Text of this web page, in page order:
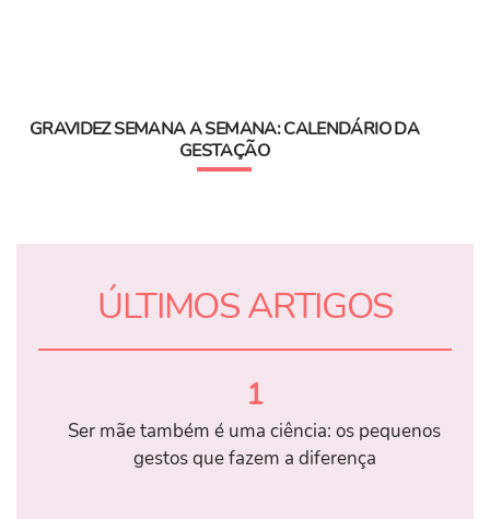
GRAVIDEZ SEMANA A SEMANA: CALENDÁRIO DA
GESTAÇÃO
ÚLTIMOS ARTIGOS
1
Ser mãe também é uma ciência: os pequenos
gestos que fazem a diferença